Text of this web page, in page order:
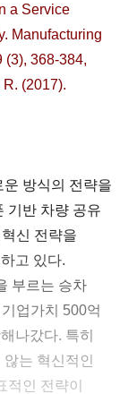
a Service
Manufacturing
(3), 368-384,
(2017).
방식의 전략을
기반 차량 공유
신 전략을
고 있다.
부르는 승차
업가치 500억
나갔다. 특히
는 혁신적인
인 전략이